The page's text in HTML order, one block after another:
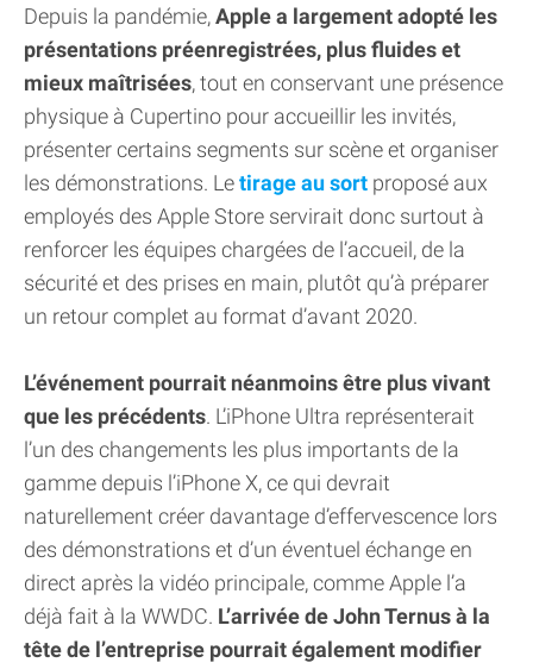
Depuis la pandémie,Apple a largement adopté les
présentations préenregistrées, plus fluides et
mieux maîtrisées, tout en conservant une présence
physique à Cupertino pour accueillir les invités,
présenter certains segments sur scène et organiser
les démonstrations. Letirage au sort proposé aux
employés des Apple Store servirait donc surtout à
renforcer les équipes chargées de l’accueil, de la
sécurité et des prises en main, plutôt qu’à préparer
un retour complet au format d’avant 2020.
L’événement pourrait néanmoins être plus vivant
que les précédents. L’iPhone Ultra représenterait
l’un des changements les plus importants de la
gamme depuis l’iPhone X, ce qui devrait
naturellement créer davantage d’effervescence lors
des démonstrations et d’un éventuel échange en
direct après la vidéo principale, comme Apple l’a
déjà fait à la WWDC. L’arrivée de John Ternus à la
tête de l’entreprise pourrait également modifier